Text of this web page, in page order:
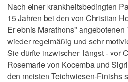
Nach einer krankheitsbedingten
15 Jahren bei den von Christian
Erlebnis Marathons" angebotenen
wieder regelmäßig und sehr
Sie dürfte inzwischen längst - vor
Rosemarie von Kocemba und
den meisten Teichwiesen-Finishs